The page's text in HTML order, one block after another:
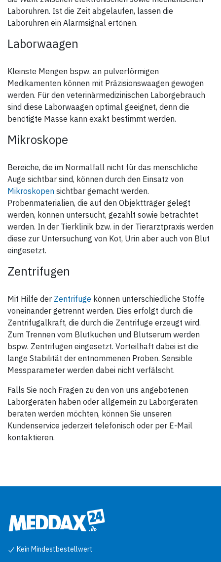
Laboruhren. Ist die Zeit abgelaufen, lassen die
Laboruhren ein Alarmsignal ertönen.
Laborwaagen
Kleinste Mengen bspw. an pulverförmigen
Medikamenten können mit Präzisionswaagen gewogen
werden. Für den veterinärmedizinischen Laborgebrauch
sind diese Laborwaagen optimal geeignet, denn die
benötigte Masse kann exakt bestimmt werden.
Mikroskope
Bereiche, die im Normalfall nicht für das menschliche
Auge sichtbar sind, können durch den Einsatz von
Mikroskopen sichtbar gemacht werden.
Probenmaterialien, die auf den Objektträger gelegt
werden, können untersucht, gezählt sowie betrachtet
werden. In der Tierklinik bzw. in der Tierarztpraxis werden
diese zur Untersuchung von Kot, Urin aber auch von Blut
eingesetzt.
Zentrifugen
Mit Hilfe der Zentrifuge können unterschiedliche Stoffe
voneinander getrennt werden. Dies erfolgt durch die
Zentrifugalkraft, die durch die Zentrifuge erzeugt wird.
Zum Trennen vom Blutkuchen und Blutserum werden
bspw. Zentrifugen eingesetzt. Vorteilhaft dabei ist die
lange Stabilität der entnommenen Proben. Sensible
Messparameter werden dabei nicht verfälscht.
Falls Sie noch Fragen zu den von uns angebotenen
Laborgeräten haben oder allgemein zu Laborgeräten
beraten werden möchten, können Sie unseren
Kundenservice jederzeit telefonisch oder per E-Mail
kontaktieren.
Kein Mindestbestellwert